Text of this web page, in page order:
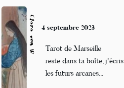
Clara von W 4 septembre 2023
Tarot de Marseille
reste dans ta boîte, j'écris
les futurs arcanes...